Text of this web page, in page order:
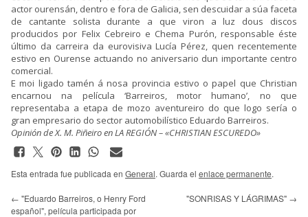
actor ourensán, dentro e fora de Galicia, sen descuidar a súa faceta
de cantante solista durante a que viron a luz dous discos
producidos por Felix Cebreiro e Chema Purón, responsable éste
último da carreira da eurovisiva Lucía Pérez, quen recentemente
estivo en Ourense actuando no aniversario dun importante centro
comercial.
E moi ligado tamén á nosa provincia estivo o papel que Christian
encarnou na película ‘Barreiros, motor humano’, no que
representaba a etapa de mozo aventureiro do que logo sería o
gran empresario do sector automobilístico Eduardo Barreiros.
Opinión de X. M. Piñeiro en LA REGIÓN – «CHRISTIAN ESCUREDO»
Esta entrada fue publicada en General. Guarda el enlace permanente.
← "Eduardo Barreiros, o Henry Ford
español", película participada por
"SONRISAS Y LÁGRIMAS" →